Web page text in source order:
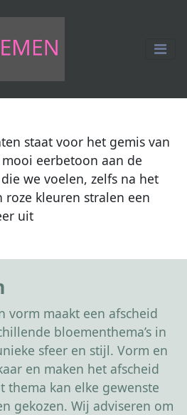
staat voor het gemis van
eerbetoon aan de
we voelen, zelfs na het
roze kleuren stralen een
uit
vorm maakt een afscheid
bloementhema’s in
sfeer en stijl. Vorm en
en maken het afscheid
thema kan elke gewenste
gekozen. Wij adviseren om